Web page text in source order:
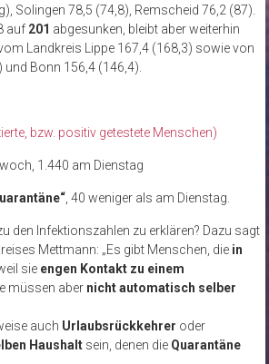
Solingen 78,5 (74,8), Remscheid 76,2 (87).
auf 201 abgesunken, bleibt aber weiterhin
Landkreis Lippe 167,4 (168,3) sowie von
und Bonn 156,4 (146,4).
bzw. positiv getestete Menschen)
1.440 am Dienstag
, 40 weniger als am Dienstag.
den Infektionszahlen zu erklären? Dazu sagt
Mettmann: „Es gibt Menschen, die in
sie engen Kontakt zu einem
müssen aber nicht automatisch selber
auch Urlaubsrückkehrer oder
Haushaltsein, denen die Quarantäne